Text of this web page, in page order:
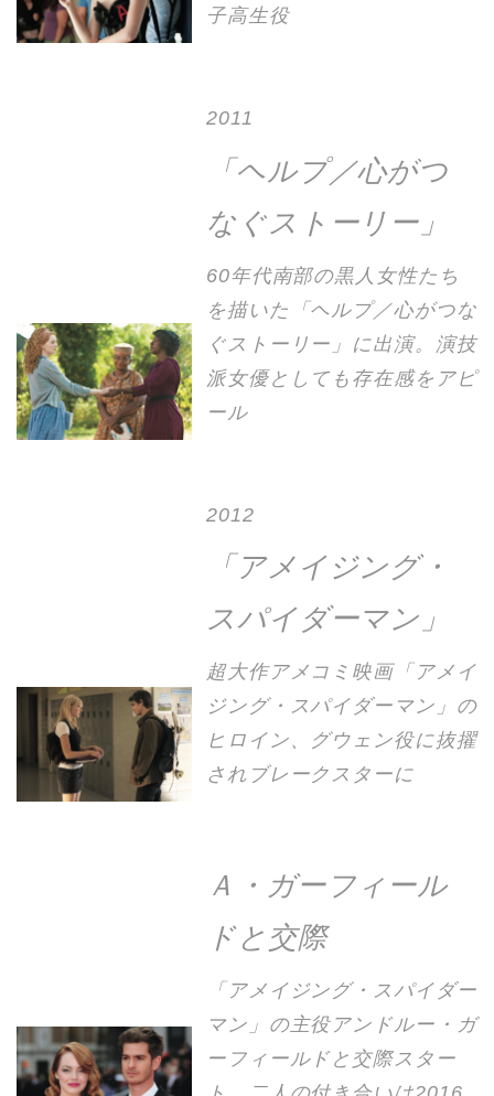
子高生役
2011
「ヘルプ／心がつ
なぐストーリー」
60年代南部の黒人女性たち
を描いた「ヘルプ／心がつな
ぐストーリー」に出演。演技
派女優としても存在感をアピ
ール
2012
「アメイジング・
スパイダーマン」
超大作アメコミ映画「アメイ
ジング・スパイダーマン」の
ヒロイン、グウェン役に抜擢
されブレークスターに
Ａ・ガーフィール
ドと交際
「アメイジング・スパイダー
マン」の主役アンドルー・ガ
ーフィールドと交際スター